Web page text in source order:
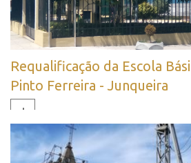
Requalificação da Escola
Pinto Ferreira - Junqueira
+